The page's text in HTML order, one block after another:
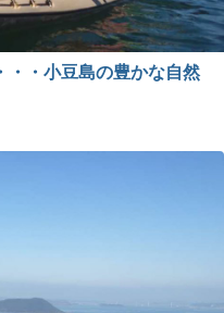
・・小豆島の豊かな自然